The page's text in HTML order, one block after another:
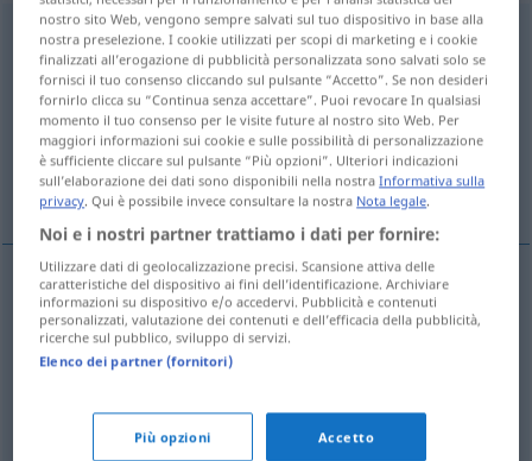
Lärmschutzwand f
Panoramica di tutte le traduzion
(Fai clic sulla/Tocca traduzione per maggiori dettagli)
barreira anti-ruído, de protecção contra
ruídos
barreirafanti-ruído Lärmschutzwand
barreirafde prote(c)ção
Lärmschutzwand
nostro sito Web, vengono sempre salvati sul tuo dispositivo in base alla
nostra preselezione. I cookie utilizzati per scopi di marketing e i cookie
finalizzati all’erogazione di pubblicità personalizzata sono salvati solo se
fornisci il tuo consenso cliccando sul pulsante “Accetto”. Se non desideri
fornirlo clicca su “Continua senza accettare”. Puoi revocare In qualsiasi
momento il tuo consenso per le visite future al nostro sito Web. Per
maggiori informazioni sui cookie e sulle possibilità di personalizzazione
è sufficiente cliccare sul pulsante “Più opzioni”. Ulteriori indicazioni
sull’elaborazione dei dati sono disponibili nella nostraInformativa sulla
privacy. Qui è possibile invece consultare la nostra Nota legale.
Noi e i nostri partner trattiamo i dati per fornire:
Utilizzare dati di geolocalizzazione precisi. Scansione attiva delle
caratteristiche del dispositivo ai fini dell’identificazione. Archiviare
informazioni su dispositivo e/o accedervi. Pubblicità e contenuti
personalizzati, valutazione dei contenuti e dell’efficacia della pubblicità,
ricerche sul pubblico, sviluppo di servizi.
Elenco dei partner (fornitori)
Più opzioni Accetto